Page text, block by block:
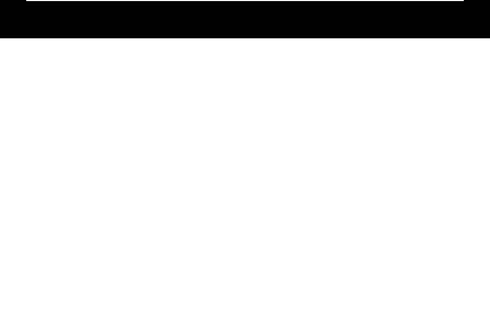
LA NEWSLETTER DES FESTIVALS